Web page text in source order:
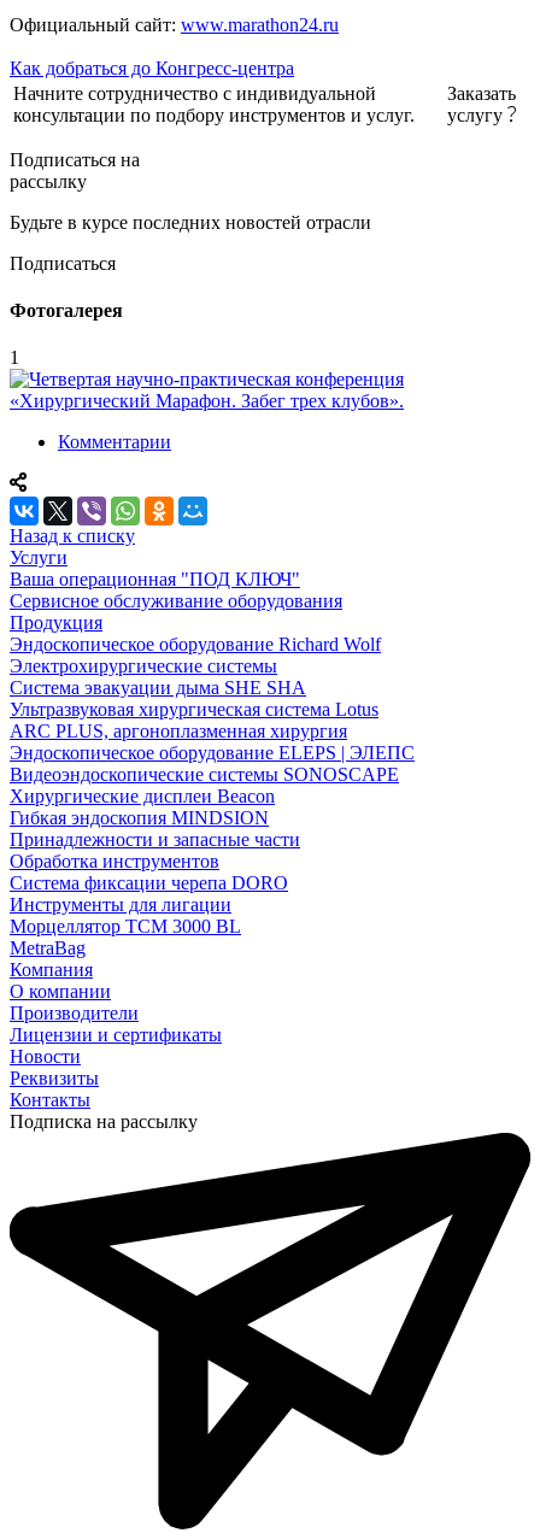
Официальный сайт: www.marathon24.ru
Как добраться до Конгресс-центра
Начните сотрудничество с индивидуальной
консультации по подбору инструментов и услуг.
Заказать
услугу
Подписаться на
рассылку
Будьте в курсе последних новостей отрасли
Подписаться
Фотогалерея
1
Комментарии
Назад к списку
Услуги
Ваша операционная "ПОД КЛЮЧ"
Сервисное обслуживание оборудования
Продукция
Эндоскопическое оборудование Richard Wolf
Электрохирургические системы
Система эвакуации дыма SHE SHA
Ультразвуковая хирургическая система Lotus
ARC PLUS, аргоноплазменная хирургия
Эндоскопическое оборудование ELEPS | ЭЛЕПС
Видеоэндоскопические системы SONOSCAPE
Хирургические дисплеи Beacon
Гибкая эндоскопия MINDSION
Принадлежности и запасные части
Обработка инструментов
Система фиксации черепа DORO
Инструменты для лигации
Морцеллятор ТСМ 3000 BL
MetraBag
Компания
О компании
Производители
Лицензии и сертификаты
Новости
Реквизиты
Контакты
Подписка на рассылку